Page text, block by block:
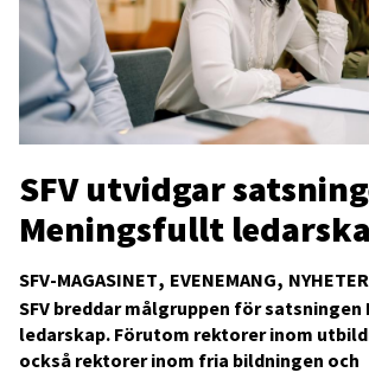
SFV-MAGASINET EVENEMANG NYHETER
SFV utvidgar
Meningsfullt
SFV breddar målgruppen för
ledarskap. Förutom rektorer inom
också rektorer inom fria bildningen och